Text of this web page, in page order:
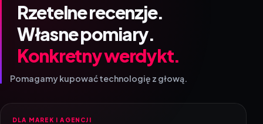
Rzetelne recenzje.
Własne pomiary.
Konkretny werdykt.
Pomagamy kupować technologię z głową.
DLA MAREK I AGENCJI